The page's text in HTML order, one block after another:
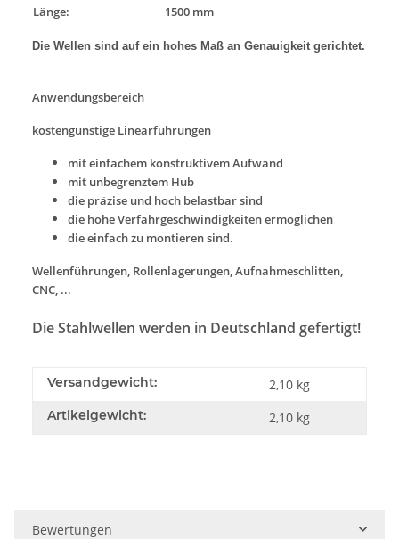
Länge: 1500 mm
Die Wellen sind auf ein hohes Maß an Genauigkeit gerichtet.
Anwendungsbereich
kostengünstige Linearführungen
mit einfachem konstruktivem Aufwand
mit unbegrenztem Hub
die präzise und hoch belastbar sind
die hohe Verfahrgeschwindigkeiten ermöglichen
die einfach zu montieren sind.
Wellenführungen, Rollenlagerungen, Aufnahmeschlitten,
CNC, ...
Die Stahlwellen werden in Deutschland gefertigt!
Versandgewicht: 2,10 kg
Artikelgewicht: 2,10 kg
Bewertungen